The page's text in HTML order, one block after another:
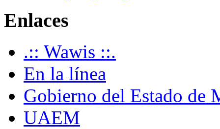
Enlaces
.:: Wawis ::.
En la línea
Gobierno del Estado de
UAEM